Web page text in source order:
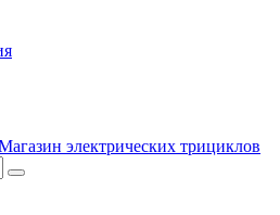
электрических трициклов